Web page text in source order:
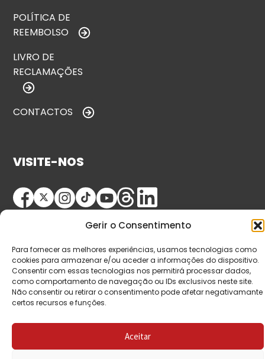
Gerir o Consentimento
Para fornecer as melhores experiências, usamos tecnologias como
cookies para armazenar e/ou aceder a informações do dispositivo.
Consentir com essas tecnologias nos permitirá processar dados,
como comportamento de navegação ou IDs exclusivos neste site.
Não consentir ou retirar o consentimento pode afetar negativamante
certos recursos e funções.
Aceitar
POLÍTICA DE
REEMBOLSO
LIVRO DE
RECLAMAÇÕES
CONTACTOS
VISITE-NOS
© Copyright 2026 Saída de Emergência. Todos os
direitos reservados.